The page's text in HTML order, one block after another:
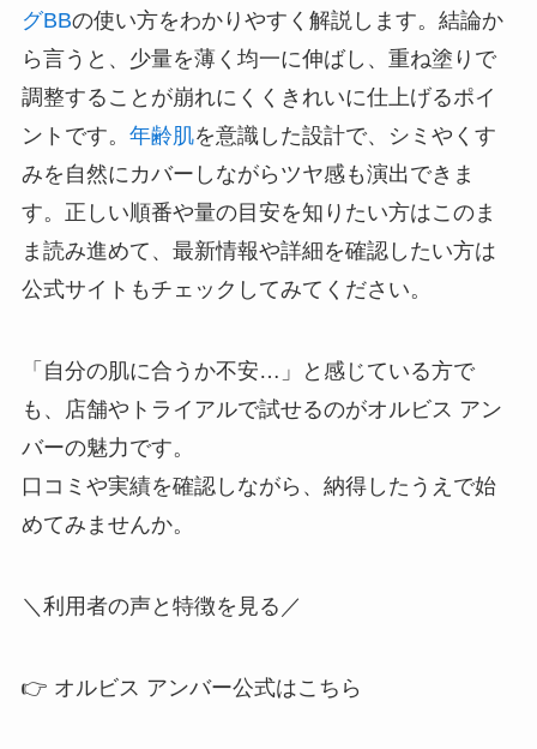
グBBの使い方をわかりやすく解説します。結論か
ら言うと、少量を薄く均一に伸ばし、重ね塗りで
調整することが崩れにくくきれいに仕上げるポイ
ントです。 年齢肌を意識した設計で、シミやくす
みを自然にカバーしながらツヤ感も演出できま
す。正しい順番や量の目安を知りたい方はこのま
ま読み進めて、最新情報や詳細を確認したい方は
公式サイトもチェックしてみてください。
「自分の肌に合うか不安…」と感じている方で
も、店舗やトライアルで試せるのがオルビス アン
バーの魅力です。
口コミや実績を確認しながら、納得したうえで始
めてみませんか。
＼利用者の声と特徴を見る／
👉 オルビス アンバー公式はこちら